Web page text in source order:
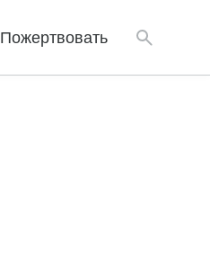
Пожертвовать